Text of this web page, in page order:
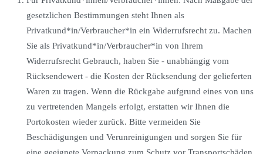
gesetzlichen Bestimmungen steht Ihnen als
Privatkund*in/Verbraucher*in ein Widerrufsrecht zu. Machen
Sie als Privatkund*in/Verbraucher*in von Ihrem
Widerrufsrecht Gebrauch, haben Sie - unabhängig vom
Rücksendewert - die Kosten der Rücksendung der gelieferten
Waren zu tragen. Wenn die Rückgabe aufgrund eines von uns
zu vertretenden Mangels erfolgt, erstatten wir Ihnen die
Portokosten wieder zurück. Bitte vermeiden Sie
Beschädigungen und Verunreinigungen und sorgen Sie für